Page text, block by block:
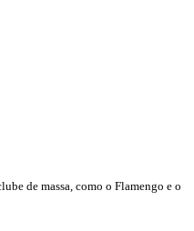
de massa, como o Flamengo e o